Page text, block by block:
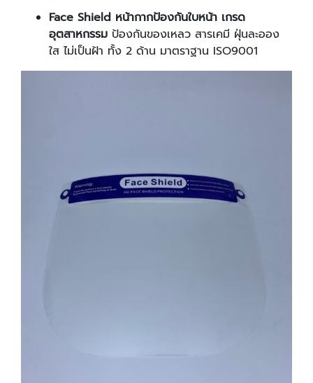
Face Shield หน้ากากป้องกันใบหน้า เกรด
อุตสาหกรรม ป้องกันของเหลว สารเคมี ฝุ่นละออง
ใส ไม่เป็นฝ้า ทั้ง 2 ด้าน มาตราฐาน ISO9001